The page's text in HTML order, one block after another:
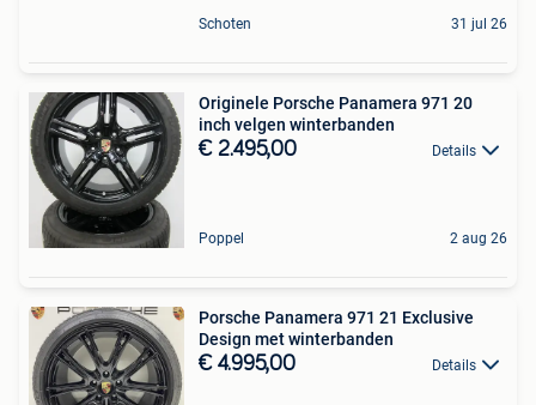
Schoten 31 jul 26
Originele Porsche Panamera 971 20
inch velgen winterbanden
€ 2.495,00 Details
Poppel 2 aug 26
Porsche Panamera 971 21 Exclusive
Design met winterbanden
€ 4.995,00 Details